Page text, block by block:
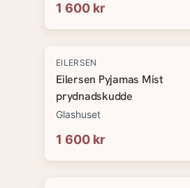
1 600 kr
EILERSEN
Eilersen Pyjamas Mist
prydnadskudde
Glashuset
1 600 kr